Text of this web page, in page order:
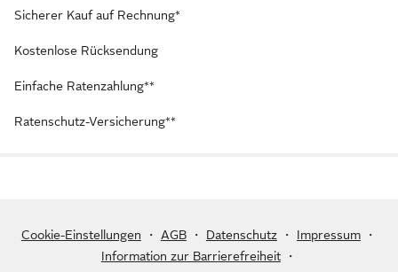
Sicherer Kauf auf Rechnung*
Kostenlose Rücksendung
Einfache Ratenzahlung**
Ratenschutz-Versicherung**
Cookie-Einstellungen ・ AGB ・ Datenschutz ・ Impressum
・
Information zur Barrierefreiheit
・